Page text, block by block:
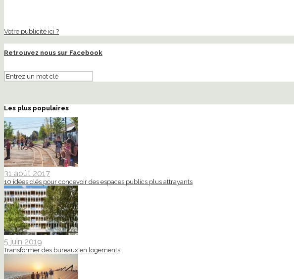
Votre publicité ici ?
Retrouvez nous sur Facebook
Les plus populaires
31 août 2017
10 idées clés pour concevoir des espaces publics plus attrayants
5 juin 2019
Transformer des bureaux en logements